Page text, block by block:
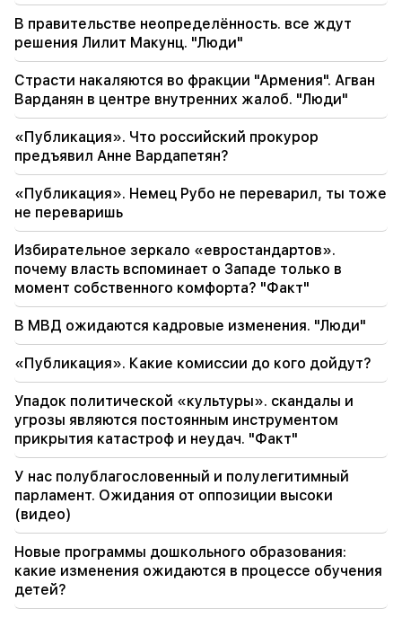
20:30
США готовятся к ядерной войне: Новые
аресты и репрессии (видео)
20:10
Зарождение Академии наук Армении: От
истоков цивилизации к вершинам советской
науки - Новости
19:53
«Дрон с неизвестным взрывным
устройством» в аэропорту Лейпцига.
расследование началось
19:47
Сильва Акопян сообщила о болезненной
утрате (Фото)
19:32
Петра Баир подтвердила поддержку ПАСЕ
тесного сотрудничества с Национальным
Собранием Армении
Правительство возьмет новые кредиты на
320 миллионов долларов. Сестра Ким Чен
Ына предупредила Японию (Видео)
В правительстве неопределённость. все ждут
решения Лилит Макунц. "Люди"
Страсти накаляются во фракции "Армения". Агван
Варданян в центре внутренних жалоб. "Люди"
«Публикация». Что российский прокурор
предъявил Анне Вардапетян?
«Публикация». Немец Рубо не переварил, ты тоже
не переваришь
Избирательное зеркало «евростандартов».
почему власть вспоминает о Западе только в
момент собственного комфорта? "Факт"
В МВД ожидаются кадровые изменения. "Люди"
«Публикация». Какие комиссии до кого дойдут?
Упадок политической «культуры». скандалы и
угрозы являются постоянным инструментом
прикрытия катастроф и неудач. "Факт"
У нас полублагословенный и полулегитимный
парламент. Ожидания от оппозиции высоки
(видео)
Новые программы дошкольного образования:
какие изменения ожидаются в процессе обучения
детей?